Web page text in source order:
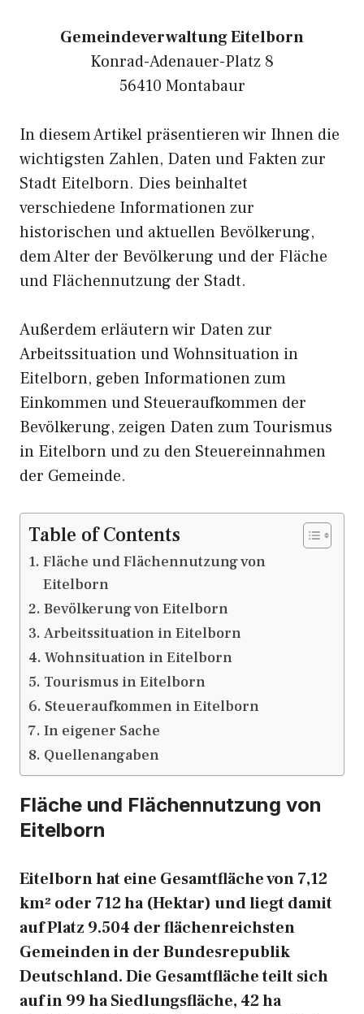
Gemeindeverwaltung Eitelborn
Konrad-Adenauer-Platz 8
56410 Montabaur
In diesem Artikel präsentieren wir Ihnen die
wichtigsten Zahlen, Daten und Fakten zur
Stadt Eitelborn. Dies beinhaltet
verschiedene Informationen zur
historischen und aktuellen Bevölkerung,
dem Alter der Bevölkerung und der Fläche
und Flächennutzung der Stadt.
Außerdem erläutern wir Daten zur
Arbeitssituation und Wohnsituation in
Eitelborn, geben Informationen zum
Einkommen und Steueraufkommen der
Bevölkerung, zeigen Daten zum Tourismus
in Eitelborn und zu den Steuereinnahmen
der Gemeinde.
Table of Contents
Fläche und Flächennutzung von
Eitelborn
Bevölkerung von Eitelborn
Arbeitssituation in Eitelborn
Wohnsituation in Eitelborn
Tourismus in Eitelborn
Steueraufkommen in Eitelborn
In eigener Sache
Quellenangaben
Fläche und Flächennutzung von
Eitelborn
Eitelborn hat eine Gesamtfläche von 7,12
km² oder 712 ha (Hektar) und liegt damit
auf Platz 9.504 der flächenreichsten
Gemeinden in der Bundesrepublik
Deutschland. Die Gesamtfläche teilt sich
auf in 99 ha Siedlungsfläche, 42 ha